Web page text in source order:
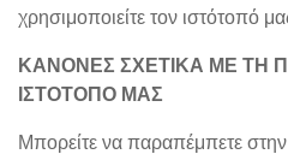
χρησιμοποιείτε τον ιστότοπό
ΚΑΝΟΝΕΣ ΣΧΕΤΙΚΑ ΜΕ ΤΗ
ΙΣΤΟΤΟΠΟ ΜΑΣ
Μπορείτε να παραπέμπετε